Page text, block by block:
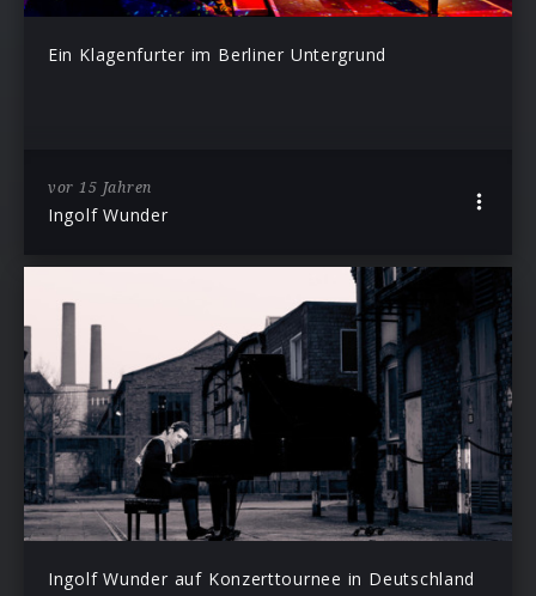
Ein Klagenfurter im Berliner Untergrund
vor 15 Jahren
Ingolf Wunder
Ingolf Wunder auf Konzerttournee in Deutschland